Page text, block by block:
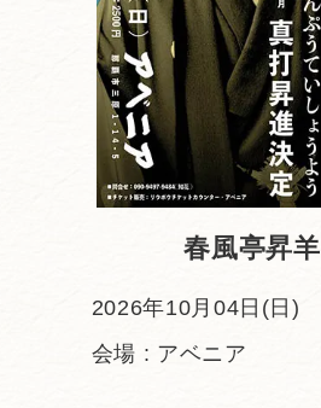
春風亭昇羊
2026年10月04日(日)
会場 : アベニア